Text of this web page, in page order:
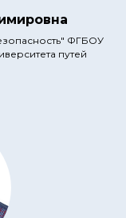
ФГБОУ
путей